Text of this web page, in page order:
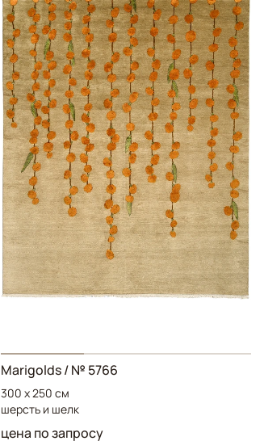
Marigolds/ № 5766
300 x 250 см
шерсть и шелк
цена по запросу